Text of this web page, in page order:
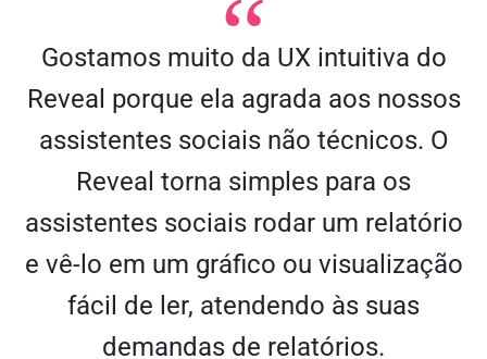
Gostamos muito da UX intuitiva do
Reveal porque ela agrada aos nossos
assistentes sociais não técnicos. O
Reveal torna simples para os
assistentes sociais rodar um relatório
e vê-lo em um gráfico ou visualização
fácil de ler, atendendo às suas
demandas de relatórios.